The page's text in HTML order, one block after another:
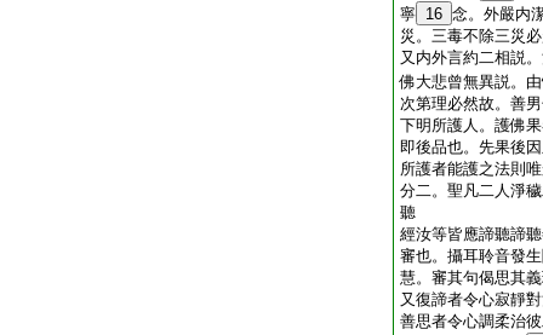
寧 16 念。外嚴内
災。三毒不除三災
又内外言約二相説
佛大悲曾無異説。
次第理必然故。善
下明所護人。護佛
即後品也。先果後
所護者能護之法則
分二。聖凡二人淨
聽
經汝等皆應諦聽諦
審也。攝耳聆音發
慧。審其句偈思其
又復諦者令心寂靜
善思者令心調柔治